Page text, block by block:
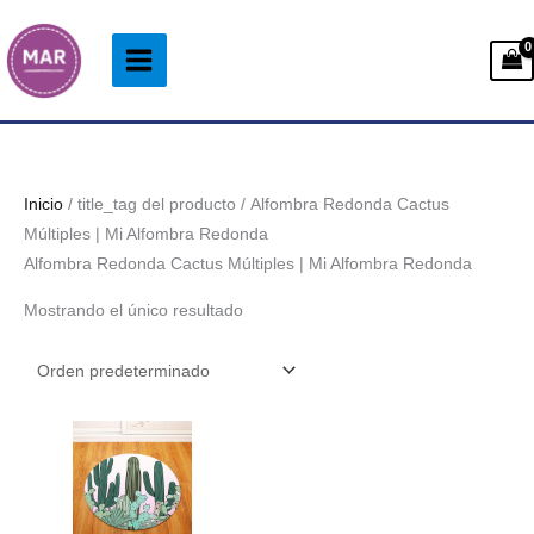
al
contenido
Inicio / title_tag del producto / Alfombra Redonda Cactus
Múltiples | Mi Alfombra Redonda
Alfombra Redonda Cactus Múltiples | Mi Alfombra Redonda
Mostrando el único resultado